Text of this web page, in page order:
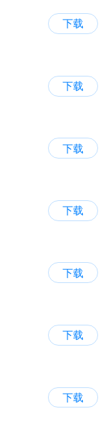
下载
下载
下载
下载
下载
下载
下载